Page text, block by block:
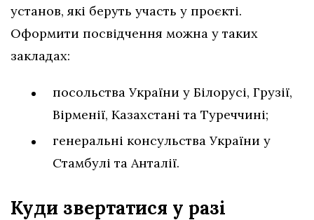
установ, які беруть участь у проєкті.
Оформити посвідчення можна у таких
закладах:
посольства України у Білорусі, Грузії,
Вірменії, Казахстані та Туреччині;
генеральні консульства України у
Стамбулі та Анталії.
Куди звертатися у разі